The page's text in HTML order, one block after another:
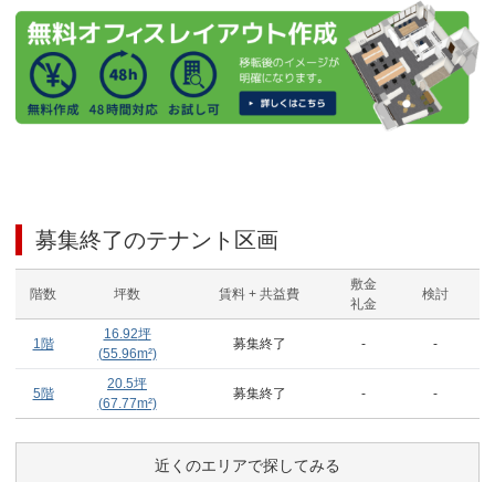
募集終了のテナント区画
階数 坪数 賃料 + 共益費
敷金
礼金
検討
1階
16.92坪
(55.96m²)
募集終了 - -
5階
20.5坪
(67.77m²)
募集終了 - -
近くのエリアで探してみる